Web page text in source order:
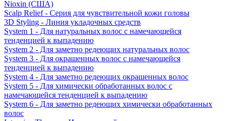
Nioxin (США)
Scalp Relief - Серия для чувствительной кожи головы
3D Styling - Линия укладочных средств
System 1 - Для натуральных волос с намечающейся
тенденцией к выпадению
System 2 - Для заметно редеющих натуральных волос
System 3 - Для окрашенных волос с намечающейся
тенденцией к выпадению
System 4 - Для заметно редеющих окрашенных волос
System 5 - Для химически обработанных волос с
намечающейся тенденцией к выпадению
System 6 - Для заметно редеющих химически обработанных
волос